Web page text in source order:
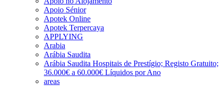
Apoio Sénior
Apotek Online
Apotek Terpercaya
APPLYING
Arabia
Arábia Saudita
Arábia Saudita Hospitais de Prestígio; Registo Gratuito;
36.000€ a 60.000€ Líquidos por Ano
areas